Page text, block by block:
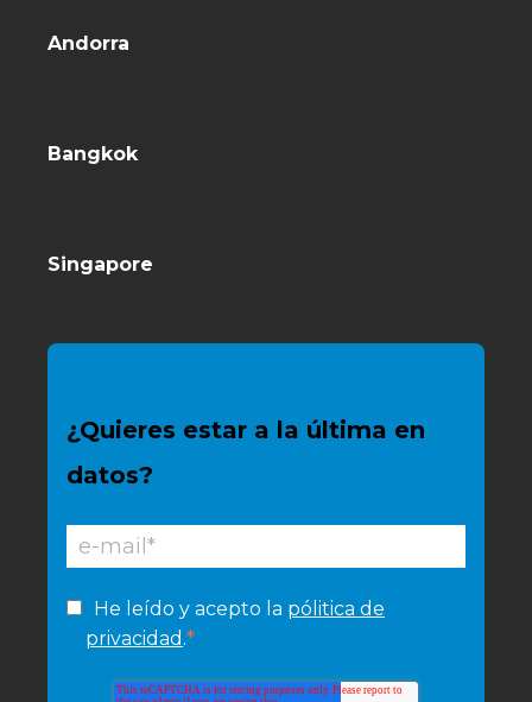
Andorra
Bangkok
Singapore
¿Quieres estar a la última en
datos?
He leído y acepto la pólitica de
privacidad .*